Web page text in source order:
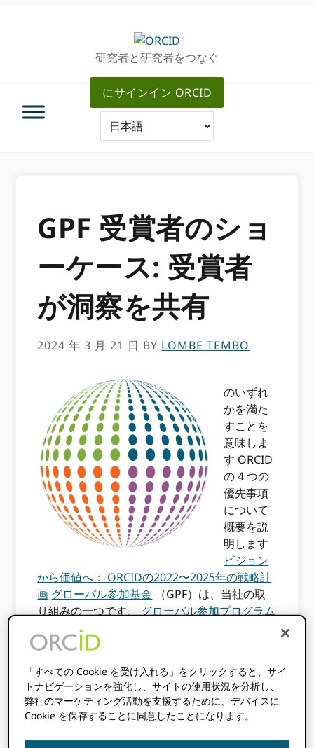
研究者と研究者をつなぐ
にサインイン ORCID
GPF 受賞者のショ
ーケース: 受賞者
が洞察を共有
2024 年 3 月 21 日 BY LOMBE TEMBO
のいずれ
かを満た
すことを
意味しま
す ORCID
の 4 つの
優先事項
について
概要を説
明します
ビジョン
から価値へ： ORCIDの2022〜2025年の戦略計
画 グローバル参加基金 （GPF）は、当社の取
り組みの一つです。グローバル参加プログラム
(GPP) は、15 の機関に理解を深め、その導入を
促進するための資金を提供しました。 ORCID
年以降、このプログラムは役に立ちました
ORCID 12か月間の助成金で組織の参加のギャ
ップを補い、世界規模の参加を増やす
「すべての Cookie を受け入れる」をクリックすると、サイ
トナビゲーションを強化し、サイトの使用状況を分析し、
弊社のマーケティング活動を支援するために、デバイスに
Cookie を保存することに同意したことになります。